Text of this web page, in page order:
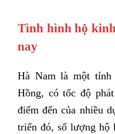
Tình hình hộ
nay
Hà Nam là một tỉnh
Hồng, có tốc độ
điểm đến của nhiều
triển đó, số lượng hộ